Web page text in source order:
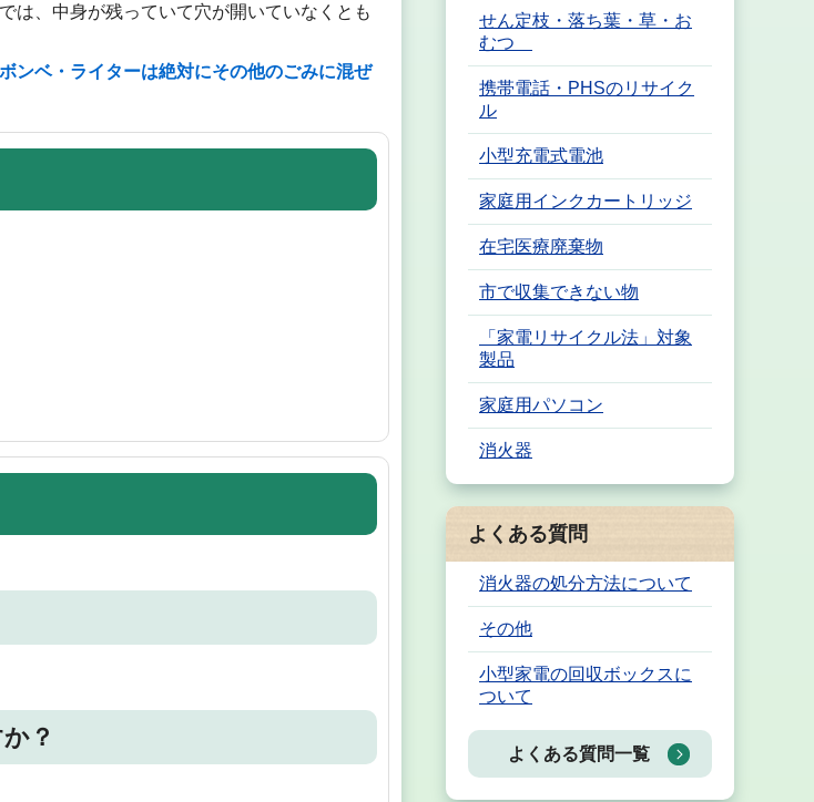
は、中身が残っていて穴が開いていなくとも
ンベ・ライターは絶対にその他のごみに混ぜ
？
せん定枝・落ち葉・草・お
むつ
携帯電話・PHSのリサイク
ル
小型充電式電池
家庭用インクカートリッジ
在宅医療廃棄物
市で収集できない物
「家電リサイクル法」対象
製品
家庭用パソコン
消火器
よくある質問
消火器の処分方法について
その他
小型家電の回収ボックスに
ついて
よくある質問一覧